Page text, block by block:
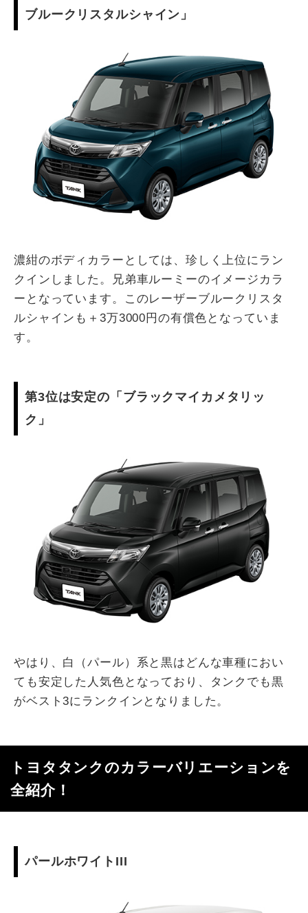
ブルークリスタルシャイン」
濃紺のボディカラーとしては、珍しく上位にラン
クインしました。兄弟車ルーミーのイメージカラ
ーとなっています。このレーザーブルークリスタ
ルシャインも＋3万3000円の有償色となっていま
す。
第3位は安定の「ブラックマイカメタリッ
ク」
やはり、白（パール）系と黒はどんな車種におい
ても安定した人気色となっており、タンクでも黒
がベスト3にランクインとなりました。
トヨタタンクのカラーバリエーションを
全紹介！
パールホワイトIII